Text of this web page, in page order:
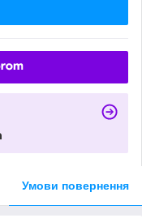
Умови повернення